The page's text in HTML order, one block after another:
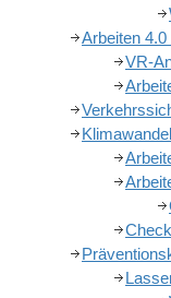
Arbeiten
VR-